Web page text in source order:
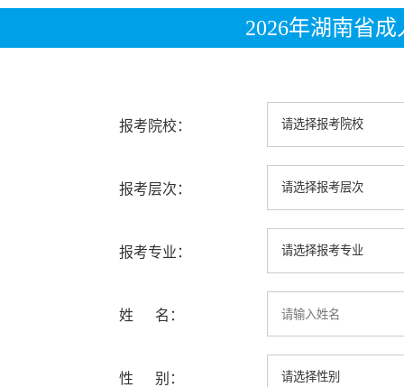
2026年湖南省
报考院校：
报考层次：
报考专业：
姓 名：
性 别：